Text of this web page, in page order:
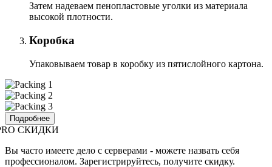
Затем надеваем пенопластовые уголки из материала
высокой плотности.
Коробка
Упаковываем товар в коробку из пятислойного картона.
Подробнее
СКИДКИ
Вы часто имеете дело с серверами - можете назвать себя
профессионалом. Зарегистрируйтесь, получите скидку.